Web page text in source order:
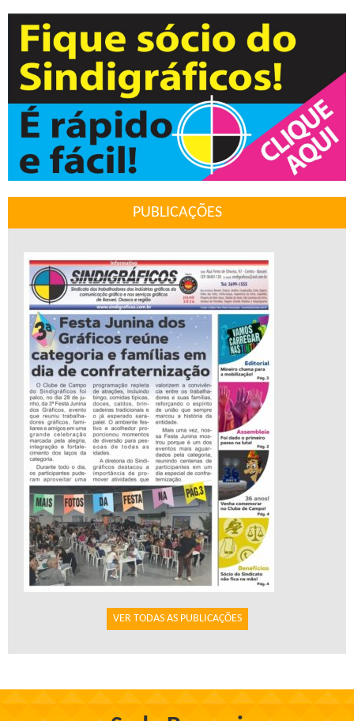
PUBLICAÇÕES
VER TODAS AS PUBLICAÇÕES